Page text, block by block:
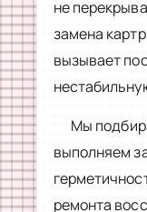
не
замена
вызывает
Мы
выполняем
ремонта